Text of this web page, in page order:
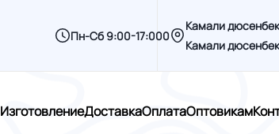
Пн-Сб 9:00-17:000
Камали
Камали
ИзготовлениеДоставкаОплатаОптовикам